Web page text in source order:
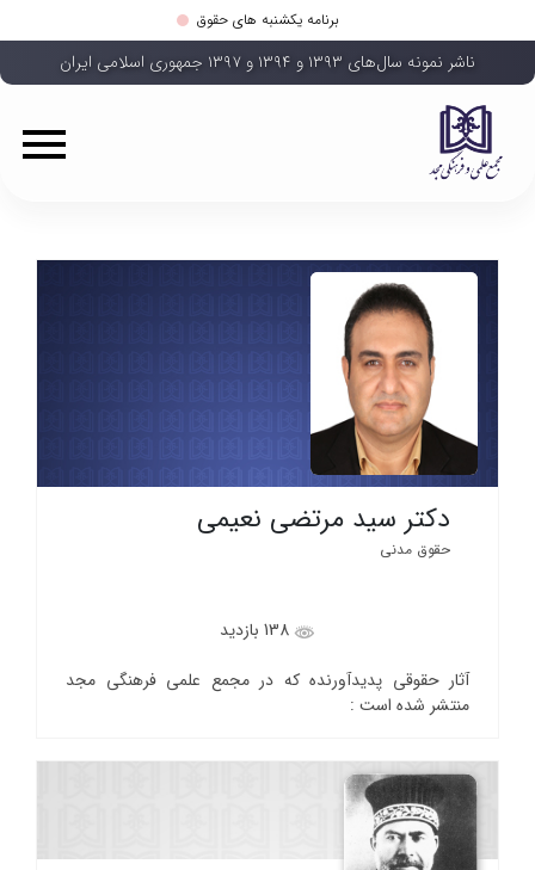
برنامه یکشنبه های حقوق
ناشر نمونه سال‌های ۱۳۹۳ و ۱۳۹۴ و ۱۳۹۷ جمهوری اسلامی ایران
دکتر سید مرتضی نعیمی
حقوق مدنی
آثار حقوقی پدیدآورنده که در مجمع علمی فرهنگی مجد
منتشر شده است :